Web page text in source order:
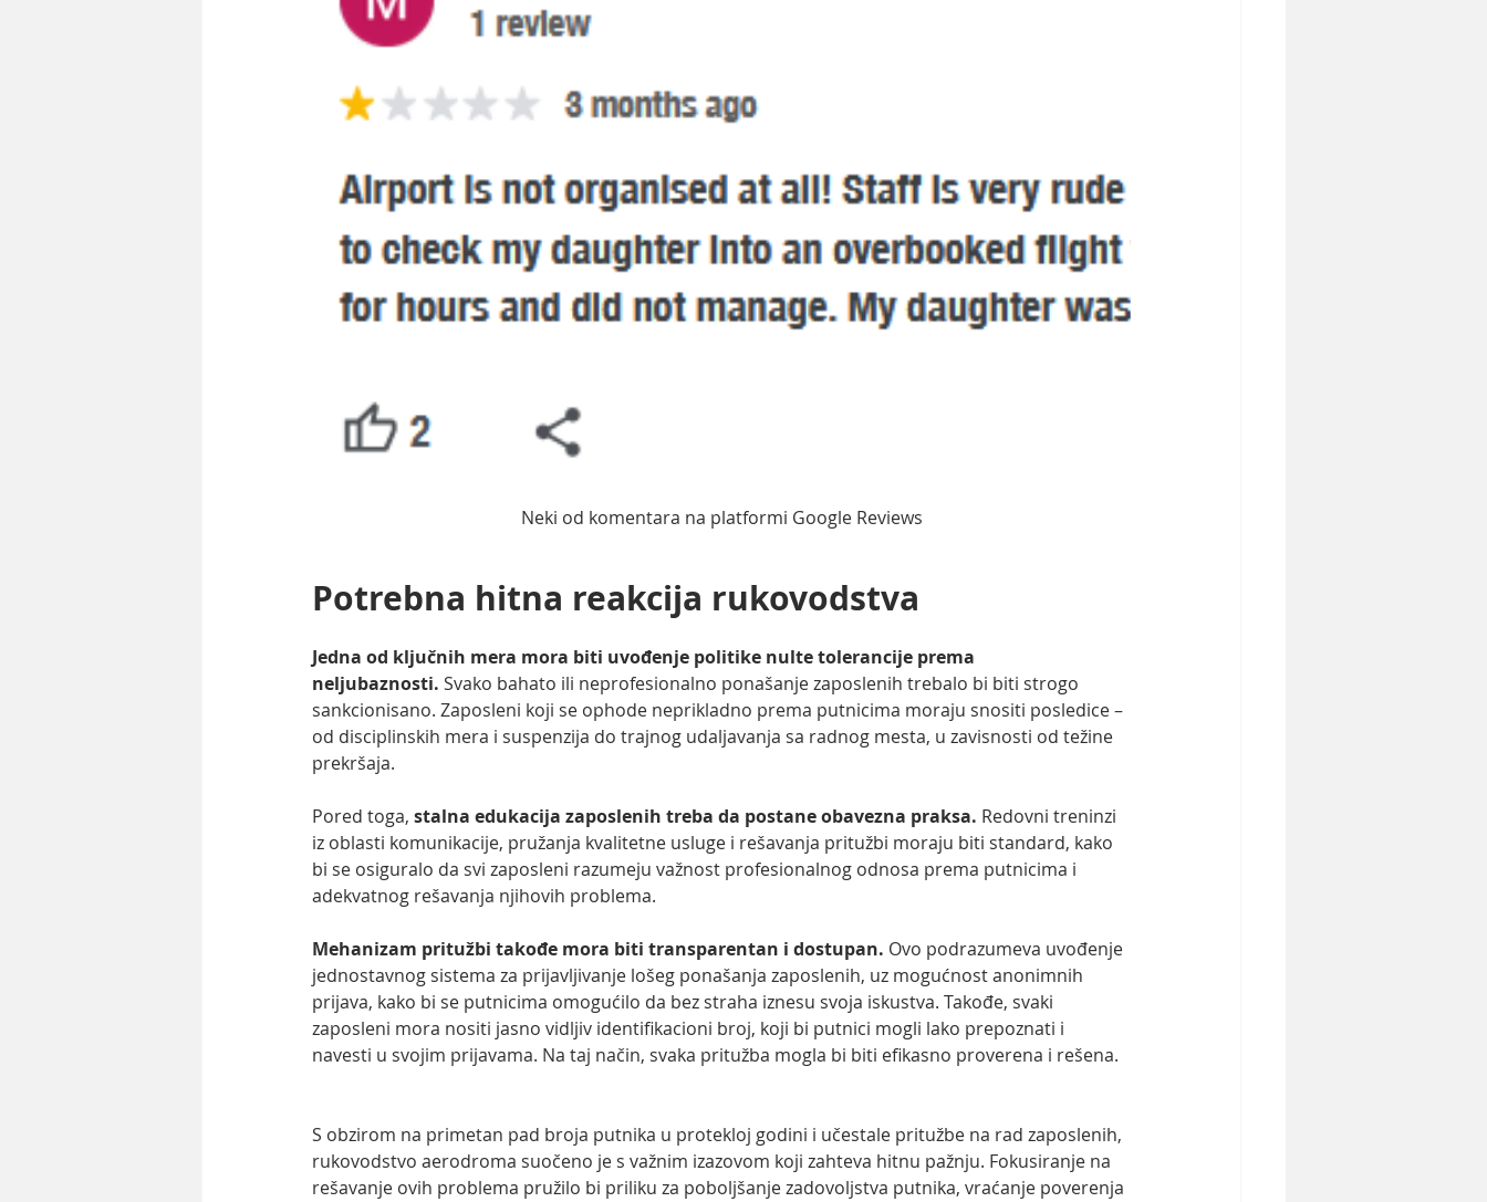
Neki od komentara na platformi Google Reviews
Potrebna hitna reakcija rukovodstva
Jedna od ključnih mera mora biti uvođenje politike nulte tolerancije prema
neljubaznosti. Svako bahato ili neprofesionalno ponašanje zaposlenih trebalo bi biti strogo
sankcionisano. Zaposleni koji se ophode neprikladno prema putnicima moraju snositi posledice –
od disciplinskih mera i suspenzija do trajnog udaljavanja sa radnog mesta, u zavisnosti od težine
prekršaja.
Pored toga, stalna edukacija zaposlenih treba da postane obavezna praksa. Redovni treninzi
iz oblasti komunikacije, pružanja kvalitetne usluge i rešavanja pritužbi moraju biti standard, kako
bi se osiguralo da svi zaposleni razumeju važnost profesionalnog odnosa prema putnicima i
adekvatnog rešavanja njihovih problema.
Mehanizam pritužbi takođe mora biti transparentan i dostupan. Ovo podrazumeva uvođenje
jednostavnog sistema za prijavljivanje lošeg ponašanja zaposlenih, uz mogućnost anonimnih
prijava, kako bi se putnicima omogućilo da bez straha iznesu svoja iskustva. Takođe, svaki
zaposleni mora nositi jasno vidljiv identifikacioni broj, koji bi putnici mogli lako prepoznati i
navesti u svojim prijavama. Na taj način, svaka pritužba mogla bi biti efikasno proverena i rešena.
S obzirom na primetan pad broja putnika u protekloj godini i učestale pritužbe na rad zaposlenih,
rukovodstvo aerodroma suočeno je s važnim izazovom koji zahteva hitnu pažnju. Fokusiranje na
rešavanje ovih problema pružilo bi priliku za poboljšanje zadovoljstva putnika, vraćanje poverenja